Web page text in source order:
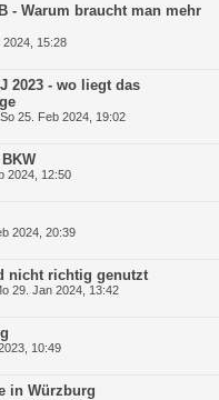
- Warum braucht man mehr
2024, 15:28
2023 - wo liegt das
So 25. Feb 2024, 19:02
2024, 12:50
2024, 20:39
nicht richtig genutzt
29. Jan 2024, 13:42
10:49
in Würzburg